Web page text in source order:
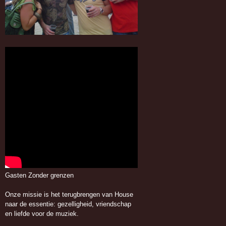
Gasten Zonder grenzen
Onze missie is het terugbrengen van House
naar de essentie: gezelligheid, vriendschap
en liefde voor de muziek.